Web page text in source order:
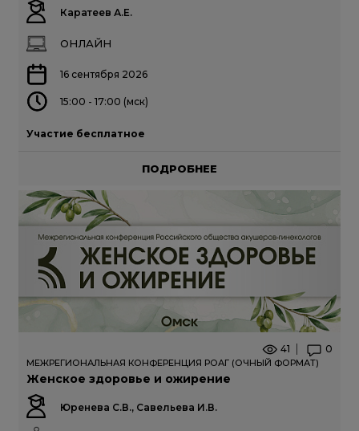
Каратеев А.Е.
ОНЛАЙН
16 сентября 2026
15:00 - 17:00 (мск)
Участие бесплатное
ПОДРОБНЕЕ
41 0
МЕЖРЕГИОНАЛЬНАЯ КОНФЕРЕНЦИЯ РОАГ (ОЧНЫЙ ФОРМАТ)
Женское здоровье и ожирение
Юренева С.В., Савельева И.В.